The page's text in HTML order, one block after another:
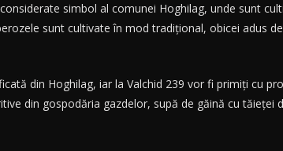
simbol al comunei Hoghilag, unde sunt
sunt cultivate în mod tradițional, obicei adus
din Hoghilag, iar la Valchid 239 vor fi primiți cu
din gospodăria gazdelor, supă de găină cu